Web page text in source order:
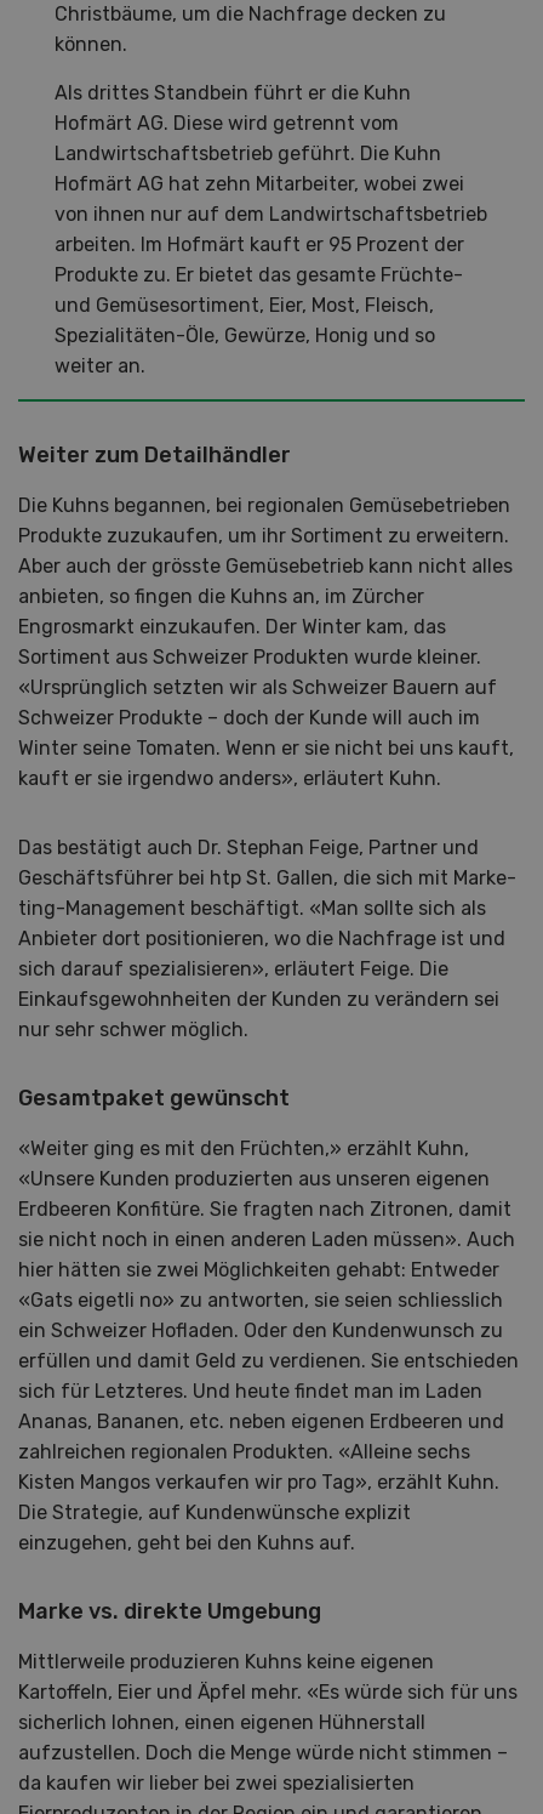
Christbäume, um die Nachfrage decken zu
können.
Als drittes Standbein führt er die Kuhn
Hofmärt AG. Diese wird getrennt vom
Landwirtschaftsbetrieb geführt. Die Kuhn
Hofmärt AG hat zehn Mitarbeiter, wobei zwei
von ihnen nur auf dem Landwirtschaftsbetrieb
arbeiten. Im Hofmärt kauft er 95 Prozent der
Produkte zu. Er bietet das gesamte Früchte-
und Gemüsesortiment, Eier, Most, Fleisch,
Spezialitäten-Öle, Gewürze, Honig und so
weiter an.
Weiter zum Detailhändler
Die Kuhns begannen, bei regionalen Gemüsebetrieben
Produkte zuzukaufen, um ihr Sortiment zu erweitern.
Aber auch der grösste Gemüsebetrieb kann nicht alles
anbieten, so fingen die Kuhns an, im Zürcher
Engrosmarkt einzukaufen. Der Winter kam, das
Sortiment aus Schweizer Produkten wurde kleiner.
«Ursprünglich setzten wir als Schweizer Bauern auf
Schweizer Produkte – doch der Kunde will auch im
Winter seine Tomaten. Wenn er sie nicht bei uns kauft,
kauft er sie irgendwo anders», erläutert Kuhn.
Das bestätigt auch Dr. Stephan Feige, Partner und
Geschäftsführer bei htp St. Gallen, die sich mit Marke-
ting-Management beschäftigt. «Man sollte sich als
Anbieter dort positionieren, wo die Nachfrage ist und
sich darauf spezialisieren», erläutert Feige. Die
Einkaufsgewohnheiten der Kunden zu verändern sei
nur sehr schwer möglich.
Gesamtpaket gewünscht
«Weiter ging es mit den Früchten,» erzählt Kuhn,
«Unsere Kunden produzierten aus unseren eigenen
Erdbeeren Konfitüre. Sie fragten nach Zitronen, damit
sie nicht noch in einen anderen Laden müssen». Auch
hier hätten sie zwei Möglichkeiten gehabt: Entweder
«Gats eigetli no» zu antworten, sie seien schliesslich
ein Schweizer Hofladen. Oder den Kundenwunsch zu
erfüllen und damit Geld zu verdienen. Sie entschieden
sich für Letzteres. Und heute findet man im Laden
Ananas, Bananen, etc. neben eigenen Erdbeeren und
zahlreichen regionalen Produkten. «Alleine sechs
Kisten Mangos verkaufen wir pro Tag», erzählt Kuhn.
Die Strategie, auf Kundenwünsche explizit
einzugehen, geht bei den Kuhns auf.
Marke vs. direkte Umgebung
Mittlerweile produzieren Kuhns keine eigenen
Kartoffeln, Eier und Äpfel mehr. «Es würde sich für uns
sicherlich lohnen, einen eigenen Hühnerstall
aufzustellen. Doch die Menge würde nicht stimmen –
da kaufen wir lieber bei zwei spezialisierten